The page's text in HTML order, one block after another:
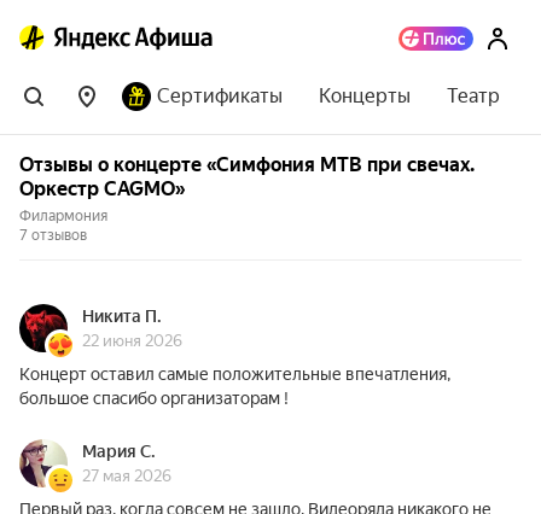
Сертификаты Концерты Театр
Отзывы о концерте «Симфония МТВ при свечах.
Оркестр CAGMO»
Филармония
7 отзывов
Никита П.
22 июня 2026
Концерт оставил самые положительные впечатления,
большое спасибо организаторам !
Мария С.
27 мая 2026
Первый раз, когда совсем не зашло. Видеоряда никакого не